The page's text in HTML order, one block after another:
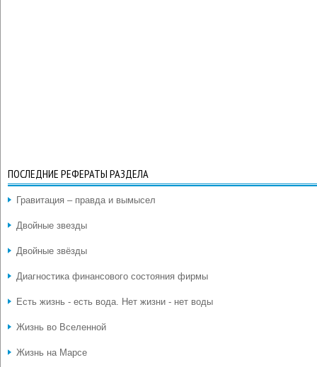
ПОСЛЕДНИЕ РЕФЕРАТЫ РАЗДЕЛА
Гравитация – правда и вымысел
Двойные звезды
Двойные звёзды
Диагностика финансового состояния фирмы
Есть жизнь - есть вода. Нет жизни - нет воды
Жизнь во Вселенной
Жизнь на Марсе